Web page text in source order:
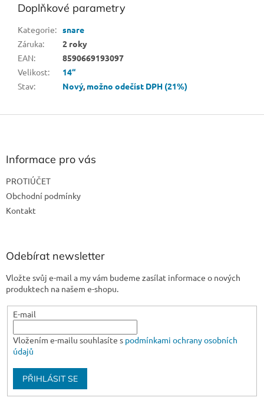
Doplňkové parametry
Kategorie: snare
Záruka:
2 roky
EAN:
8590669193097
Velikost:
14“
Stav: Nový, možno odečíst DPH (21%)
Z
Informace pro vás
PROTIÚČET
Obchodní podmínky
Kontakt
Odebírat newsletter
Vložte svůj e-mail a my vám budeme zasílat informace o nových
produktech na našem e-shopu.
E-mail
Vložením e-mailu souhlasíte s podmínkami ochrany osobních
údajů
PŘIHLÁSIT SE